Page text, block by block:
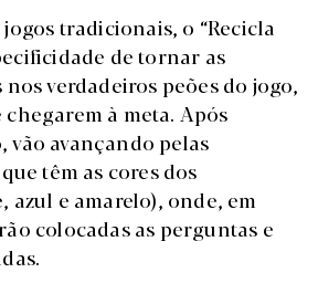
tradicionais, o “Recicla
de tornar as
verdadeiros peões do jogo,
à meta. Após
vão avançando pelas
têm as cores dos
azul e amarelo), onde, em
colocadas as perguntas e